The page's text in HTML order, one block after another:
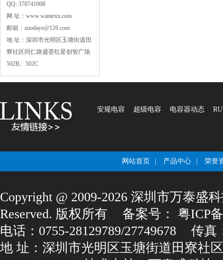
QQ:378741008
网址：www.wantexn.com
邮箱：zuodaye@126.com
地址：深圳市光明区玉塘街道田
寮社区同仁路盛荟红星创智广场
502B、502C
安规电容 超级电容 电容器动态
网站首页 产品中心 荣誉
Copyright@2009-2026深圳市万泰盛
Reserved.版权所有
备案号：
粤ICP
电话：0755-28129789/27749678
传真
地址：深圳市光明区玉塘街道田寮社